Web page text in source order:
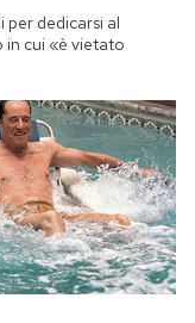
per dedicarsi al
cui «è vietato